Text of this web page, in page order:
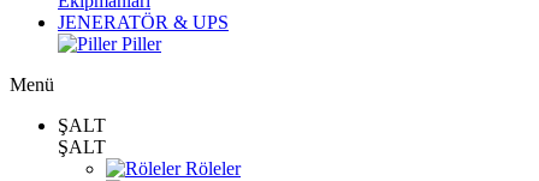
JENERATÖR & UPS
Piller
Menü
ŞALT
ŞALT
Röleler